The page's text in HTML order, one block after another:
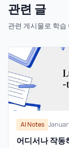
관련 글
관련 게시물로 학
AI Notes
어디서나 작동